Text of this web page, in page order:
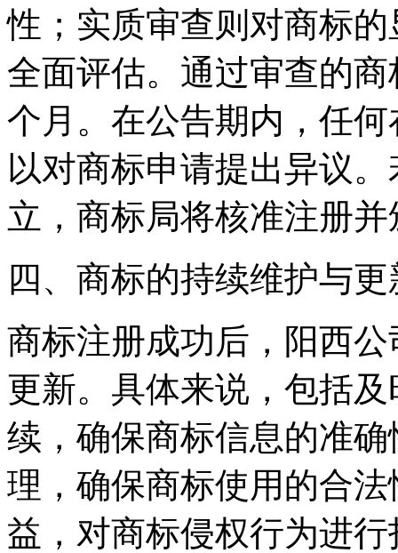
性；实质审查则对商标
全面评估。通过审查的
个月。在公告期内，任
以对商标申请提出异议
立，商标局将核准注册
四、商标的持续维护与更
商标注册成功后，阳西
更新。具体来说，包括
续，确保商标信息的准
理，确保商标使用的合
益，对商标侵权行为进